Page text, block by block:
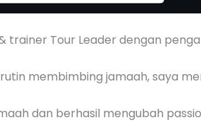
trainer Tour Leader dengan
membimbing jamaah, saya
dan berhasil mengubah